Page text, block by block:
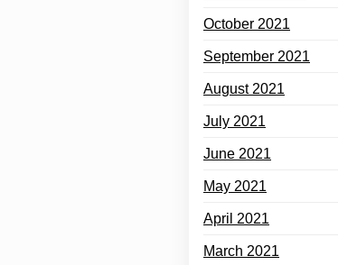
October 2021
September 2021
August 2021
July 2021
June 2021
May 2021
April 2021
March 2021